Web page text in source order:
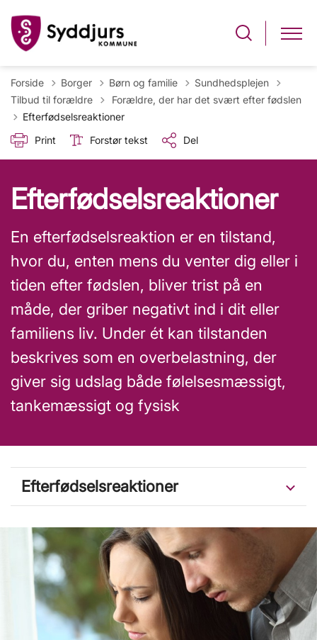
Forside Borger Børn og familie
Sundhedsplejen
Tilbud til forældre
Tilbage til
Forældre, der har det svært efter fødslen
Efterfødselsreaktioner
Print
Forstør tekst Del
Efterfødselsreaktioner
En efterfødselsreaktion er en tilstand,
hvor du, enten mens du venter dig eller i
tiden efter fødslen, bliver trist på en
måde, der griber negativt ind i dit eller
familiens liv. Under ét kan tilstanden
beskrives som en overbelastning, der
giver sig udslag både følelsesmæssigt,
tankemæssigt og fysisk
Efterfødselsreaktioner